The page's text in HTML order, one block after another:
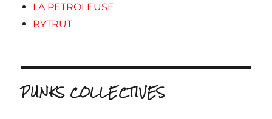
LA PETROLEUSE
RYTRUT
PUNKS COLLECTIVES